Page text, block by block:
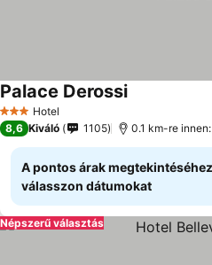
3 Kategória
Hotel
Palace Derossi
8,6 Kiváló 1105 0.1 km-re
A pontos árak megtekintéséhez
válasszon dátumokat
Népszerű választás